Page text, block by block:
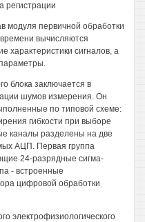
регистрации
модуля первичной обработки
вычисляются
характеристики сигналов, а
блока заключается в
шумов измерения. Он
по типовой схеме:
гибкости при выборе
каналы разделены на две
АЦП. Первая группа
24-разрядные сигма-
- встроенные
цифровой обработки
электрофизиологического